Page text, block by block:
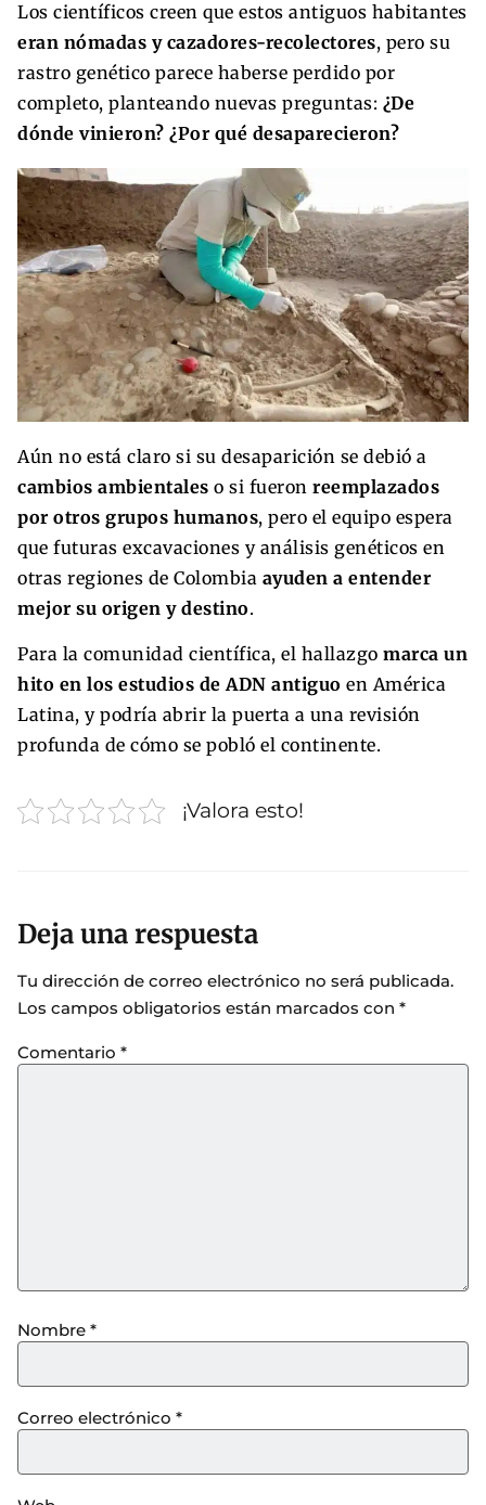
Los científicos creen que estos antiguos habitantes
eran nómadas y cazadores-recolectores, pero su
rastro genético parece haberse perdido por
completo, planteando nuevas preguntas: ¿De
dónde vinieron? ¿Por qué desaparecieron?
Aún no está claro si su desaparición se debió a
cambios ambientales o si fueron reemplazados
por otros grupos humanos, pero el equipo espera
que futuras excavaciones y análisis genéticos en
otras regiones de Colombia ayuden a entender
mejor su origen y destino.
Para la comunidad científica, el hallazgo marca un
hito en los estudios de ADN antiguo en América
Latina, y podría abrir la puerta a una revisión
profunda de cómo se pobló el continente.
¡Valora esto!
Deja una respuesta
Tu dirección de correo electrónico no será publicada.
Los campos obligatorios están marcados con *
Comentario *
Nombre *
Correo electrónico *